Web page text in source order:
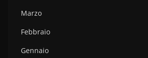
Marzo
Febbraio
Gennaio